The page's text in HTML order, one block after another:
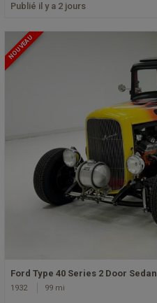
Publié il y a 2 jours
NOUVEAU
Ford Type 40 Series 2 Door Sedan
1932 99 mi